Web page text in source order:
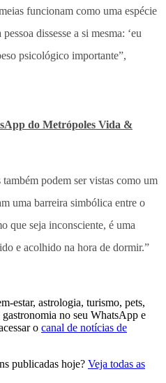
funcionam como uma espécie
dissesse a si mesma: ‘eu
psicológico importante”,
do Metrópoles Vida &
podem ser vistas como um
uma barreira simbólica entre o
que seja inconsciente, é uma
e acolhido na hora de dormir.”
estar, astrologia, turismo, pets,
no seu WhatsApp e
o canal de notícias de
publicadas hoje? Veja todas as